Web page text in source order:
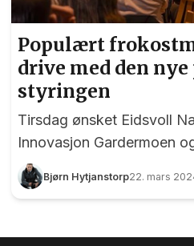
Populært
drive med den
styringen
Tirsdag ønsket Eidsvoll
Innovasjon Gardermoen
velkommen til nok et
gangen i Wergelands Hus.
Bjørn Hytjanstorp22. mars